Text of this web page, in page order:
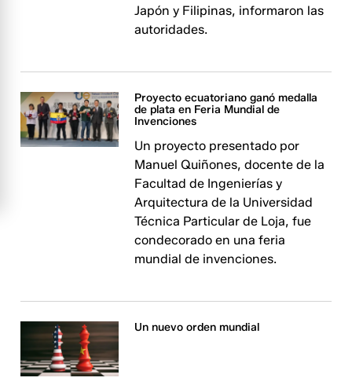
Japón y Filipinas, informaron las
autoridades.
Proyecto ecuatoriano ganó medalla
de plata en Feria Mundial de
Invenciones
Un proyecto presentado por
Manuel Quiñones, docente de la
Facultad de Ingenierías y
Arquitectura de la Universidad
Técnica Particular de Loja, fue
condecorado en una feria
mundial de invenciones.
Un nuevo orden mundial